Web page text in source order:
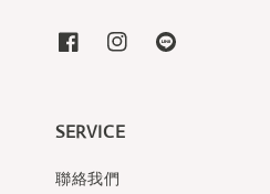
SERVICE
聯絡我們